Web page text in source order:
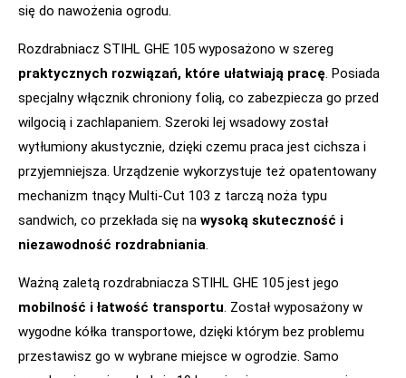
się do nawożenia ogrodu.
Rozdrabniacz STIHL GHE 105 wyposażono w szereg
praktycznych rozwiązań, które ułatwiają pracę. Posiada
specjalny włącznik chroniony folią, co zabezpiecza go przed
wilgocią i zachlapaniem. Szeroki lej wsadowy został
wytłumiony akustycznie, dzięki czemu praca jest cichsza i
przyjemniejsza. Urządzenie wykorzystuje też opatentowany
mechanizm tnący Multi-Cut 103 z tarczą noża typu
sandwich, co przekłada się na wysoką skuteczność i
niezawodność rozdrabniania.
Ważną zaletą rozdrabniacza STIHL GHE 105 jest jego
mobilność i łatwość transportu. Został wyposażony w
wygodne kółka transportowe, dzięki którym bez problemu
przestawisz go w wybrane miejsce w ogrodzie. Samo